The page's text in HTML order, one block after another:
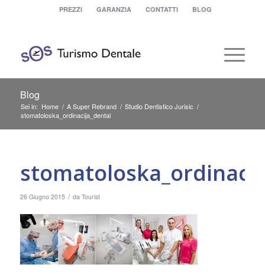
PREZZI GARANZIA CONTATTI BLOG
Blog
Sei in: Home / A Super Rebrand / Studio Dentistico Jurisic /
stomatoloska_ordinacija_dental
26 Giugno 2015 / da Tourist